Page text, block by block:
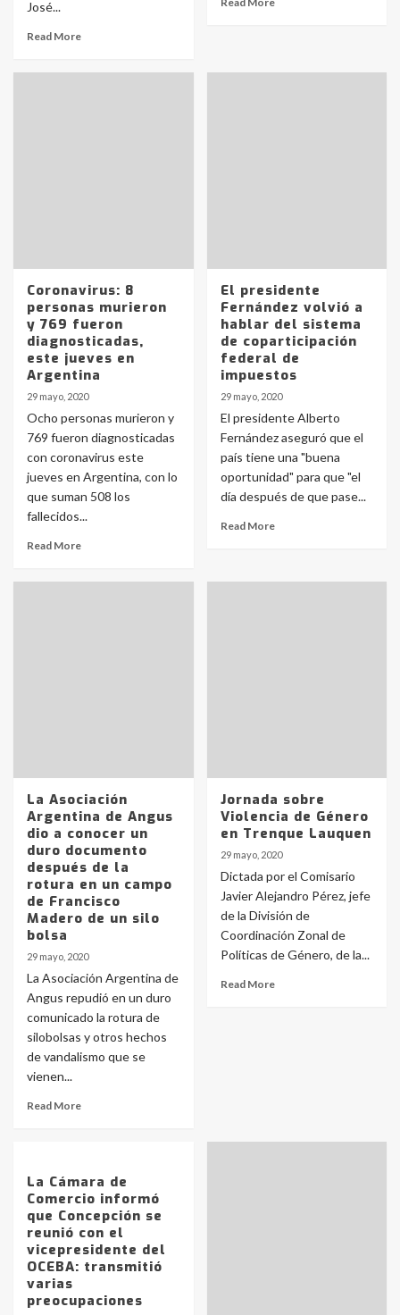
José...
Read More
Coronavirus: 8
personas murieron
y 769 fueron
diagnosticadas,
este jueves en
Argentina
29 mayo, 2020
Ocho personas murieron y
769 fueron diagnosticadas
con coronavirus este
jueves en Argentina, con lo
que suman 508 los
fallecidos...
Read More
El presidente
Fernández volvió a
hablar del sistema
de coparticipación
federal de
impuestos
29 mayo, 2020
El presidente Alberto
Fernández aseguró que el
país tiene una "buena
oportunidad" para que "el
día después de que pase...
Read More
La Asociación
Argentina de Angus
dio a conocer un
duro documento
después de la
rotura en un campo
de Francisco
Madero de un silo
bolsa
29 mayo, 2020
La Asociación Argentina de
Angus repudió en un duro
comunicado la rotura de
silobolsas y otros hechos
de vandalismo que se
vienen...
Read More
Jornada sobre
Violencia de Género
en Trenque Lauquen
29 mayo, 2020
Dictada por el Comisario
Javier Alejandro Pérez, jefe
de la División de
Coordinación Zonal de
Políticas de Género, de la...
Read More
La Cámara de
Comercio informó
que Concepción se
reunió con el
vicepresidente del
OCEBA: transmitió
varias
preocupaciones